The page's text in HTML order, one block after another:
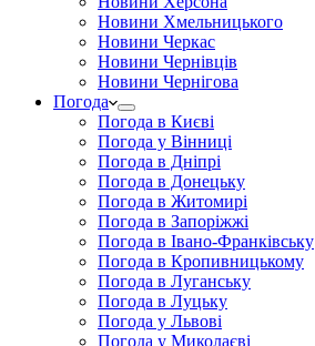
Новини Хмельницького
Новини Черкас
Новини Чернівців
Новини Чернігова
Погода
Погода в Києві
Погода у Вінниці
Погода в Дніпрі
Погода в Донецьку
Погода в Житомирі
Погода в Запоріжжі
Погода в Івано-Франківську
Погода в Кропивницькому
Погода в Луганську
Погода в Луцьку
Погода у Львові
Погода у Миколаєві